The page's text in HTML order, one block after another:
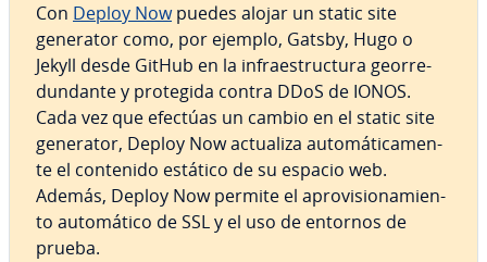
Con Deploy Nowpuedes alojar un static site
generator como, por ejemplo, Gatsby, Hugo o
Jekyll desde GitHub en la in­frae­s­tru­c­tu­ra geo­rre­
du­n­da­n­te y protegida contra DDoS de IONOS.
Cada vez que efectúas un cambio en el static site
generator, Deploy Now actualiza au­to­má­ti­ca­me­n­
te el contenido estático de su espacio web.
Además, Deploy Now permite el apro­vi­sio­na­mie­n­
to au­to­má­ti­co de SSL y el uso de entornos de
prueba.